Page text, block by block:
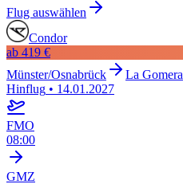
Flug auswählen
Condor
ab 419 €
Münster/Osnabrück
La Gomera
Hinflug • 14.01.2027
FMO
08:00
GMZ